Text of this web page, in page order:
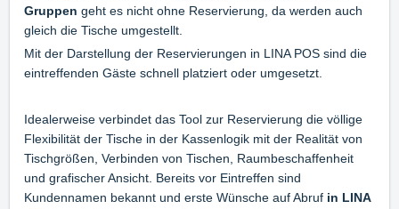
Gruppen geht es nicht ohne Reservierung, da werden auch
gleich die Tische umgestellt.
Mit der Darstellung der Reservierungen in LINA POS sind die
eintreffenden Gäste schnell platziert oder umgesetzt.
Idealerweise verbindet das Tool zur Reservierung die völlige
Flexibilität der Tische in der Kassenlogik mit der Realität von
Tischgrößen, Verbinden von Tischen, Raumbeschaffenheit
und grafischer Ansicht. Bereits vor Eintreffen sind
Kundennamen bekannt und erste Wünsche auf Abruf in LINA